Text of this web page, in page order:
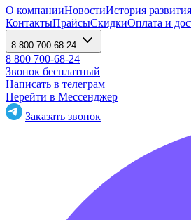
О компанииНовостиИстория развития
КонтактыПрайсыСкидкиОплата и
8 800 700-68-24
8 800 700-68-24
Звонок бесплатный
Написать в телеграм
Перейти в Мессенджер
Заказать звонок